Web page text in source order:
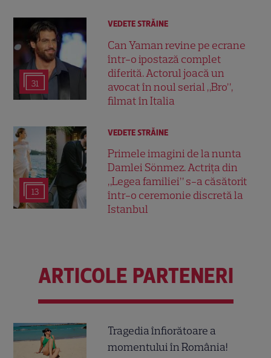
31
VEDETE STRĂINE
Can Yaman revine pe ecrane
într-o ipostază complet
diferită. Actorul joacă un
avocat în noul serial „Bro”,
filmat în Italia
13
VEDETE STRĂINE
Primele imagini de la nunta
Damlei Sönmez. Actrița din
„Legea familiei” s-a căsătorit
într-o ceremonie discretă la
Istanbul
ARTICOLE PARTENERI
Tragedia înfiorătoare a
momentului în România!